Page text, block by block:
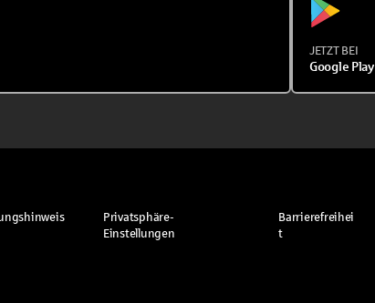
JETZT BEI
Google Play
Privatsphäre-
Einstellungen
Barrierefreihei
t